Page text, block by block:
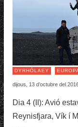
DYRHÓLAEY
dijous, 13 d’octubre del
Dia 4 (II): Avió
Reynisfjara, Vík í